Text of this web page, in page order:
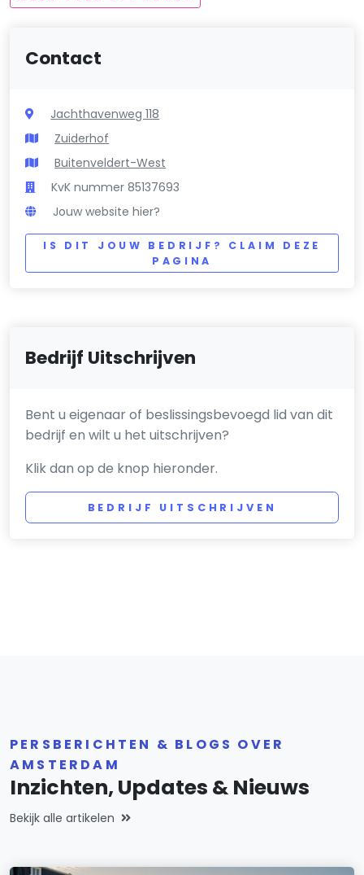
Contact
Jachthavenweg 118
Zuiderhof
Buitenveldert-West
KvK nummer 85137693
Jouw website hier?
IS DIT JOUW BEDRIJF? CLAIM DEZE
PAGINA
Bedrijf Uitschrijven
Bent u eigenaar of beslissingsbevoegd lid van dit
bedrijf en wilt u het uitschrijven?
Klik dan op de knop hieronder.
BEDRIJF UITSCHRIJVEN
PERSBERICHTEN & BLOGS OVER
AMSTERDAM
Inzichten, Updates & Nieuws
Bekijk alle artikelen